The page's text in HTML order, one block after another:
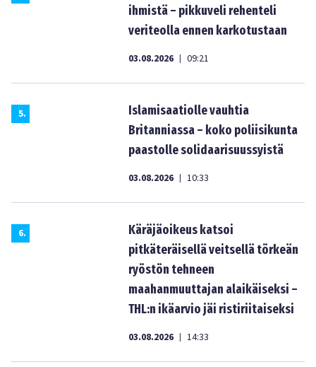
ihmistä – pikkuveli rehenteli
veriteolla ennen karkotustaan
03.08.2026 | 09:21
5.
Islamisaatiolle vauhtia
Britanniassa – koko poliisikunta
paastolle solidaarisuussyistä
03.08.2026 | 10:33
6.
Käräjäoikeus katsoi
pitkäteräisellä veitsellä törkeän
ryöstön tehneen
maahanmuuttajan alaikäiseksi –
THL:n ikäarvio jäi ristiriitaiseksi
03.08.2026 | 14:33